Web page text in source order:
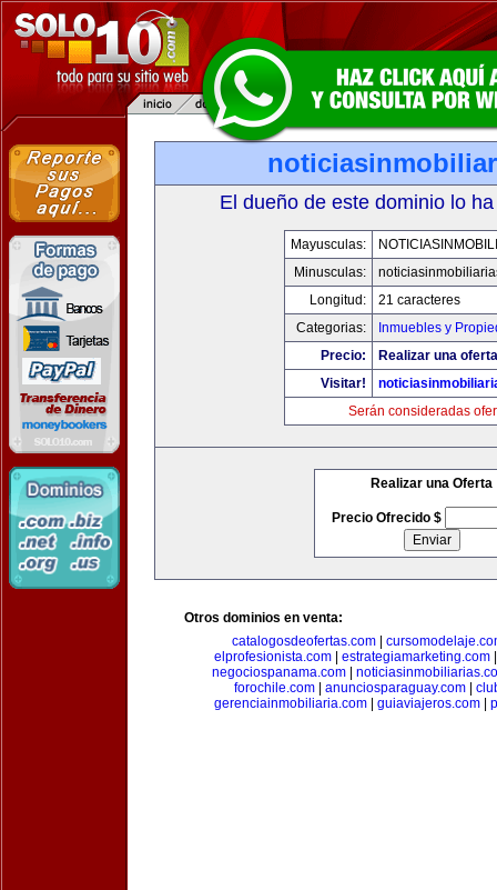
El dueño de este dominio lo
Mayusculas:
Minusculas:
Longitud:
21 caracteres
Categorias:
Inmuebles y
Precio:
Realizar una
Visitar!
Serán consideradas
Realizar una Oferta
Precio Ofrecido $
Otros dominios en venta:
catalogosdeofertas.com|
elprofesionista.com
estrategiamarketing.com
negociospanama.com
forochile.com| anunciosparaguay.com|
gerenciainmobiliaria.com
guiaviajeros.com